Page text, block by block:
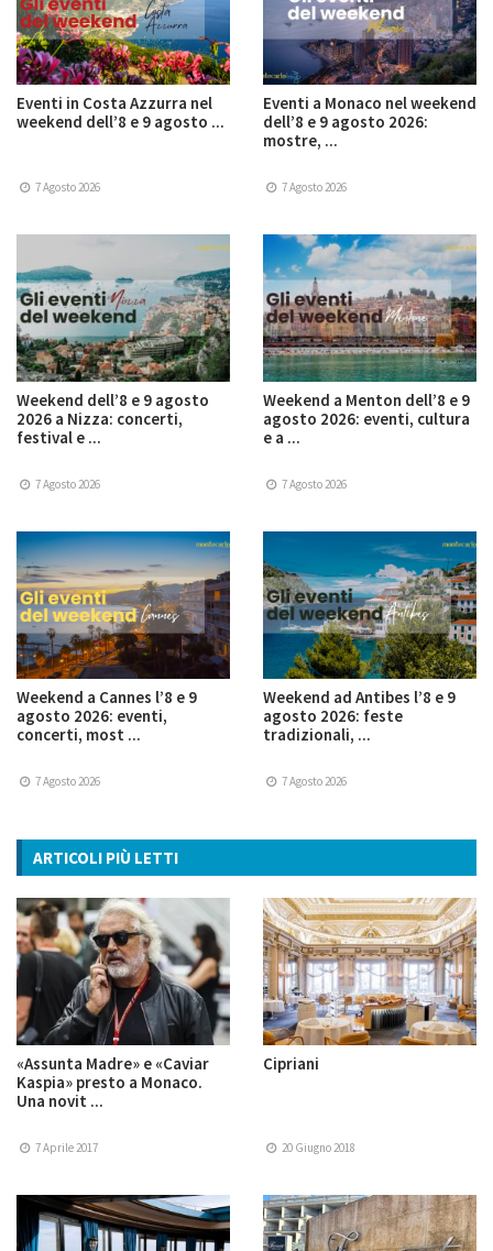
Eventi in Costa Azzurra nel
weekend dell’8 e 9 agosto ...
7 Agosto 2026
Eventi a Monaco nel weekend
dell’8 e 9 agosto 2026:
mostre, ...
7 Agosto 2026
Weekend dell’8 e 9 agosto
2026 a Nizza: concerti,
festival e ...
7 Agosto 2026
Weekend a Menton dell’8 e 9
agosto 2026: eventi, cultura
e a ...
7 Agosto 2026
Weekend a Cannes l’8 e 9
agosto 2026: eventi,
concerti, most ...
7 Agosto 2026
Weekend ad Antibes l’8 e 9
agosto 2026: feste
tradizionali, ...
7 Agosto 2026
ARTICOLI PIÙ LETTI
«Assunta Madre» e «Caviar
Kaspia» presto a Monaco.
Una novit ...
7 Aprile 2017
Cipriani
20 Giugno 2018